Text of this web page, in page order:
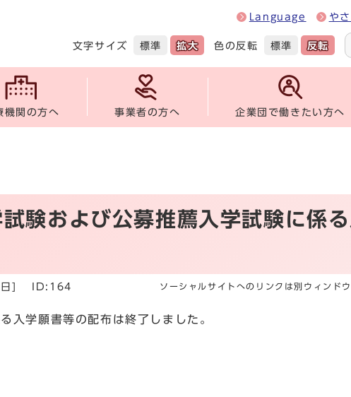
Language や
文字サイズ 標準 拡大 色の反転 標準 反転
機関の方へ 事業者の方へ 企業団で働きたい方へ
験および公募推薦入学試験に係
] ID:164 ソーシャルサイトへのリンクは別ウィンド
入学願書等の配布は終了しました。